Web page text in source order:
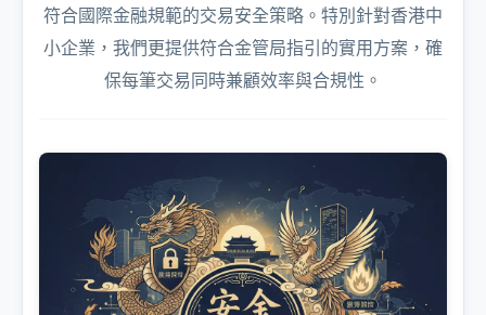
符合國際金融規範的交易安全策略。特別針對香港中
小企業，我們更提供符合金管局指引的實用方案，確
保每筆交易同時兼顧效率與合規性。